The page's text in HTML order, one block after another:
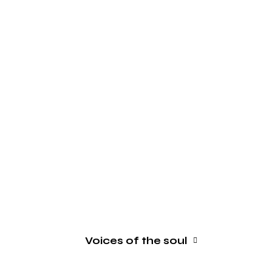
Voices of the soul